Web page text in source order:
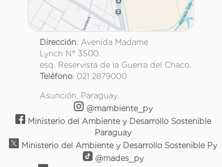
Dirección: Avenida Madame
Lynch N° 3500.
esq. Reservista de la Guerra del Chaco.
Teléfono: 021 2879000
Asunción, Paraguay.
@mambiente_py
Ministerio del Ambiente y Desarrollo Sostenible
Paraguay
Ministerio del Ambiente y Desarrollo Sostenible Py
@mades_py